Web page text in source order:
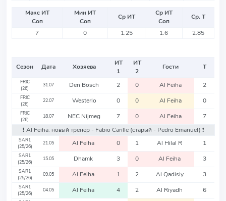
Макс ИТ
Соп
Мин ИТ
Соп
Ср ИТ
Ср ИТ
Соп
Ср. Т
7
0 1.25 1.6 2.85
Сезон Дата Хозяева
ИТ
1
ИТ
2
Гости Т
FRIC
(26)
31.07 Den Bosch 2 0 Al Feiha 2
FRIC
(26)
22.07 Westerlo 0 0 Al Feiha 0
FRIC
(26)
18.07 NEC Nijmeg 7 0 Al Feiha
7
❗️ Al Feiha: новый тренер - Fabio Carille (старый - Pedro Emanuel) ❗️
SAR1
(25/26)
21.05 Al Feiha 0 1 Al Hilal R 1
SAR1
(25/26)
15.05 Dhamk 3 0 Al Feiha 3
SAR1
(25/26)
09.05 Al Feiha 1 2 Al Qadisiy 3
SAR1
(25/26)
04.05 Al Feiha 4 2 Al Riyadh 6